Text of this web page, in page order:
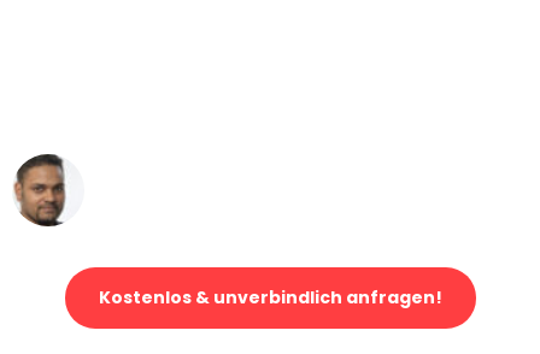
Kostenlos & unverbindlich anfragen!